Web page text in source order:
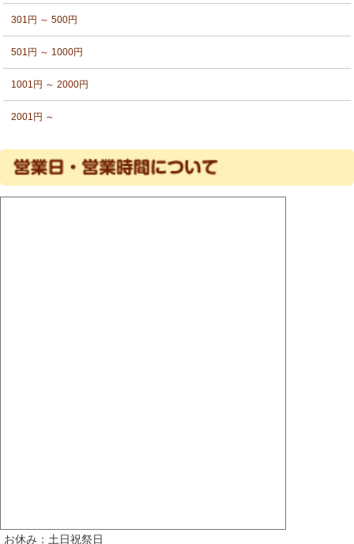
301円 ～ 500円
501円 ～ 1000円
1001円 ～ 2000円
2001円 ～
お休み：土日祝祭日